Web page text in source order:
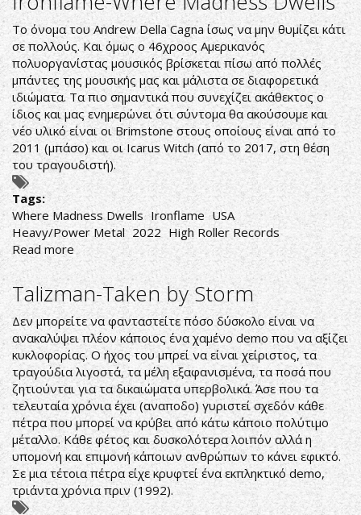
We
Shall
Overcome
Το όνομα του Andrew Della Cagna ίσως να μην θυμίζει κάτι
σε πολλούς. Και όμως ο 46χροος Αμερικανός
πολυοργανίστας μουσικός βρίσκεται πίσω από πολλές
μπάντες της μουσικής μας και μάλιστα σε διαφορετικά
ιδιώματα. Τα πιο σημαντικά που συνεχίζει ακάθεκτος ο
ίδιος και μας ενημερώνει ότι σύντομα θα ακούσουμε και
νέο υλικό είναι οι Brimstone στους οποίους είναι από το
2011 (μπάσο) και οι Icarus Witch (από το 2017, στη θέση
του τραγουδιστή).
Tags:
Where Madness Dwells Ironflame USA
Heavy/Power Metal 2022 High Roller Records
Read more about
Ironflame-
Where
Madness
Dwells
Talizman-Taken by Storm
Δεν μπορείτε να φανταστείτε πόσο δύσκολο είναι να
ανακαλύψει πλέον κάποιος ένα χαμένο demo που να αξίζει
κυκλοφορίας. Ο ήχος του μπρεί να είναι χείριστος, τα
τραγούδια λιγοστά, τα μέλη εξαφανισμένα, τα ποσά που
ζητιούνται για τα δικαιώματα υπερβολικά. Άσε που τα
τελευταία χρόνια έχει (αναποδο) γυριστεί σχεδόν κάθε
πέτρα που μπορεί να κρύβει από κάτω κάποιο πολύτιμο
μέταλλο. Κάθε φέτος και δυσκολότερα λοιπόν αλλά η
υπομονή και επιμονή κάποιων ανθρώπων το κάνει εφικτό.
Σε μια τέτοια πέτρα είχε κρυφτεί ένα εκπληκτικό demo,
τριάντα χρόνια πριν (1992).